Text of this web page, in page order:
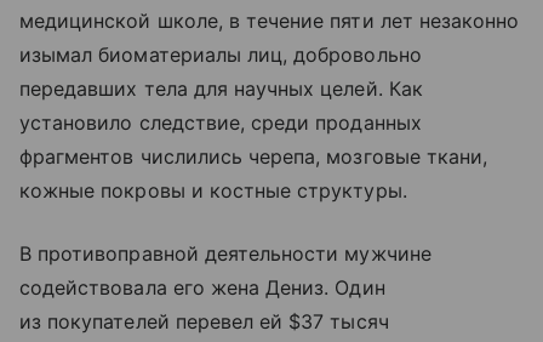
медицинской школе, в течение пяти лет незаконно
изымал биоматериалы лиц, добровольно
передавших тела для научных целей. Как
установило следствие, среди проданных
фрагментов числились черепа, мозговые ткани,
кожные покровы и костные структуры.
В противоправной деятельности мужчине
содействовала его жена Дениз. Один
из покупателей перевел ей $37 тысяч